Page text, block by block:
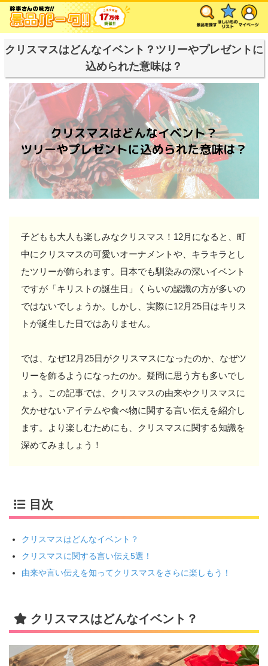
クリスマスはどんなイベント？ツリーやプレゼントに
込められた意味は？
子どもも大人も楽しみなクリスマス！12月になると、町
中にクリスマスの可愛いオーナメントや、キラキラとし
たツリーが飾られます。日本でも馴染みの深いイベント
ですが「キリストの誕生日」くらいの認識の方が多いの
ではないでしょうか。しかし、実際に12月25日はキリス
トが誕生した日ではありません。
では、なぜ12月25日がクリスマスになったのか、なぜツ
リーを飾るようになったのか。疑問に思う方も多いでし
ょう。この記事では、クリスマスの由来やクリスマスに
欠かせないアイテムや食べ物に関する言い伝えを紹介し
ます。より楽しむためにも、クリスマスに関する知識を
深めてみましょう！
目次
クリスマスはどんなイベント？
クリスマスに関する言い伝え5選！
由来や言い伝えを知ってクリスマスをさらに楽しもう！
クリスマスはどんなイベント？